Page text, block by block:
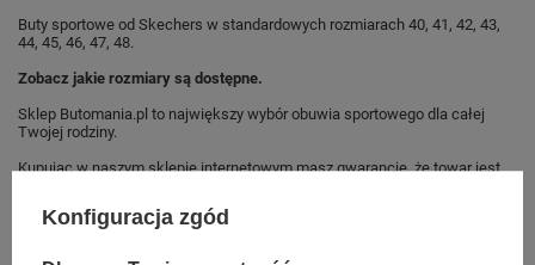
Buty sportowe od Skechers w standardowych rozmiarach 40, 41, 42, 43,
44, 45, 46, 47, 48.
Zobacz jakie rozmiary są dostępne.
Sklep Butomania.pl to największy wybór obuwia sportowego dla całej
Twojej rodziny.
Kupując w naszym sklepie internetowym masz gwarancję, że towar jest
W ciągu 30 dni możesz dokonać zwrotu bądź wymiany towaru bez
Konfiguracja zgód